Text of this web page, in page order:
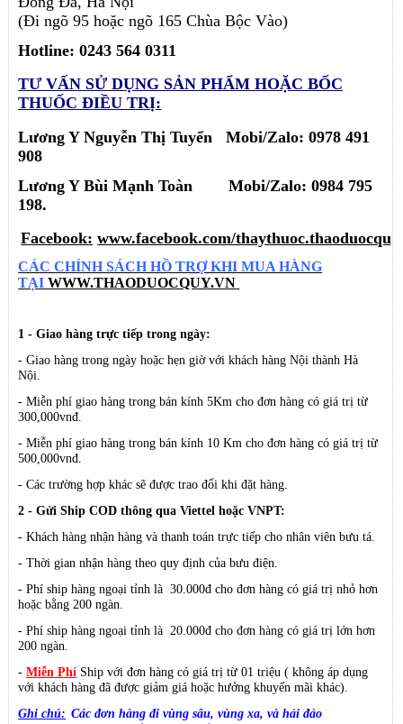
(Đi ngõ 95 hoặc ngõ 165 Chùa Bộc Vào)
Hotline: 0243 564 0311
TƯ VẤN SỬ DỤNG SẢN PHẨMHOẶC BỐC
THUỐC ĐIỀU TRỊ:
Lương Y Nguyễn Thị Tuyển Mobi/Zalo: 0978 491
908
Lương Y Bùi Mạnh ToànMobi/Zalo:0984 795
198.
Facebook: www.facebook.com/
CÁC CHÍNH SÁCH HỒ TRỢ KHI MUA HÀNG
TẠIWWW.THAODUOCQUY.VN
1 - Giao hàng trực tiếp trong ngày:
- Giao hàng trong ngày hoặc hẹn giờ với khách hàng Nội thành Hà
Nội.
- Miễn phí giao hàng trong bán kính 5Km cho đơn hàng có giá trị từ
300,000vnđ.
- Miễn phí giao hàng trong bán kính 10 Km cho đơn hàng có giá trị từ
500,000vnđ.
- Các trường hợp khác sẽ được trao đổi khi đặt hàng.
2 - Gửi Ship COD thông qua Viettel hoặc VNPT:
- Khách hàng nhận hàng và thanh toán trực tiếp cho nhân viên bưu tá.
- Thời gian nhận hàng theo quy định của bưu điện.
- Phí ship hàng ngoại tỉnh là 30.000đ cho đơn hàng có giá trị nhỏ hơn
hoặc bằng 200 ngàn.
- Phí ship hàng ngoại tỉnh là 20.000đ cho đơn hàng có giá trị lớn hơn
200 ngàn.
-Miễn Phí Ship với đơn hàng có giá trị từ 01 triệu ( không áp dụng
với khách hàng đã được giảm giá hoặc hưởng khuyến mãi khác).
Ghi chú: Các đơn hàng đi vùng sâu, vùng xa, và hải đảo